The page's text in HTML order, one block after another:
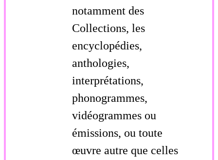
notamment des
Collections, les
encyclopédies,
anthologies,
interprétations,
phonogrammes,
vidéogrammes ou
émissions, ou toute
œuvre autre que celles